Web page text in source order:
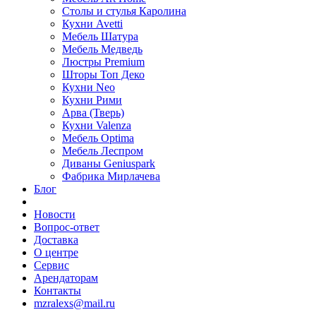
Столы и стулья Каролина
Кухни Avetti
Мебель Шатура
Мебель Медведь
Люстры Premium
Шторы Топ Деко
Кухни Neo
Кухни Рими
Арва (Тверь)
Кухни Valenza
Мебель Optima
Мебель Леспром
Диваны Geniuspark
Фабрика Мирлачева
Блог
Новости
Вопрос-ответ
Доставка
О центре
Сервис
Арендаторам
Контакты
mzralexs@mail.ru